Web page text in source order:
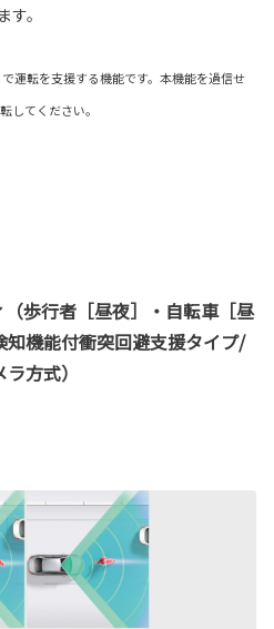
。
運転を支援する機能です。本機能を過信せ
してください。
歩行者［昼夜］・自転車［昼
機能付衝突回避支援タイプ/
方式）